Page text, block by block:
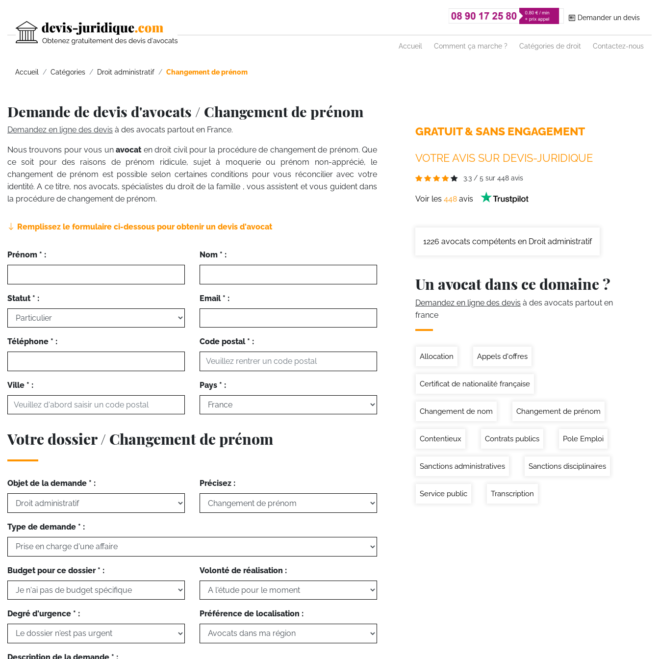
Demander un devis
Accueil Comment ça marche ? Catégories de droit Contactez-nous
Accueil Catégories Droit administratif Changement de prénom
Demande de devis d'avocats / Changement de prénom
Demandez en ligne des devis à des avocats partout en France.
Nous trouvons pour vous unavocat en droit civil pour la procédure de changement de prénom. Que
ce soit pour des raisons de prénom ridicule, sujet à moquerie ou prénom non-apprécié, le
changement de prénom est possible selon certaines conditions pour vous réconcilier avec votre
identité. A ce titre, nos avocats, spécialistes du droit de la famille , vous assistent et vous guident dans
la procédure de changement de prénom.
Remplissez le formulaire ci-dessous pour obtenir un devis d'avocat
Prénom * : Nom * :
Statut * : Email * :
Téléphone * : Code postal * :
Ville * : Pays * :
Votre dossier / Changement de prénom
Objet de la demande * : Précisez :
Type de demande * :
Budget pour ce dossier * : Volonté de réalisation :
Degré d'urgence * : Préférence de localisation :
GRATUIT & SANS ENGAGEMENT
VOTRE AVIS SUR DEVIS-JURIDIQUE
3.3 / 5 sur 448 avis
Voir les 448 avis
1226 avocats compétents en Droit administratif
Un avocat dans ce domaine ?
Demandez en ligne des devis à des avocats partout en
france
Allocation Appels d'offres
Certificat de nationalité française
Changement de nom Changement de prénom
Contentieux Contrats publics Pole Emploi
Sanctions administratives Sanctions disciplinaires
Service public Transcription